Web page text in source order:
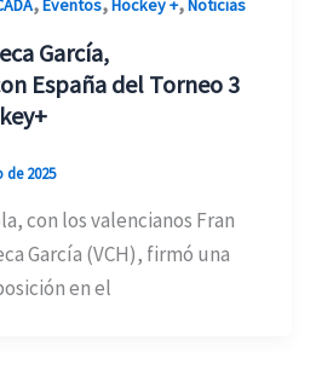
Eventos Hockey + Noticias
García,
España del Torneo 3
de 2025
con los valencianos Fran
García (VCH), firmó una
en el